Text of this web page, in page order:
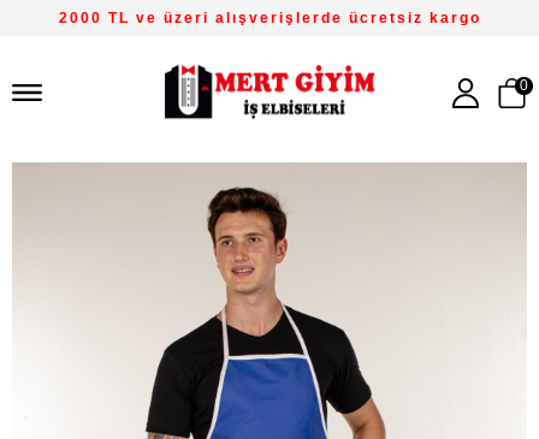
2000 TL ve üzeri alışverişlerde ücretsiz kargo
0